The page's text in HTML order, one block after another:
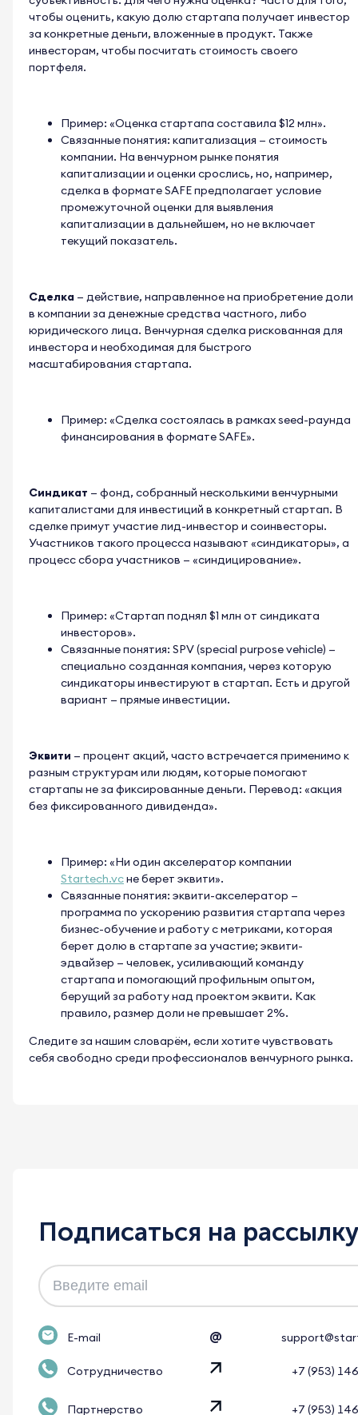
чтобы оценить, какую долю стартапа получает инвестор
за конкретные деньги, вложенные в продукт. Также
инвесторам, чтобы посчитать стоимость своего
портфеля.
Пример: «Оценка стартапа составила $12 млн».
Связанные понятия: капитализация — стоимость
компании. На венчурном рынке понятия
капитализации и оценки срослись, но, например,
сделка в формате SAFE предполагает условие
промежуточной оценки для выявления
капитализации в дальнейшем, но не включает
текущий показатель.
Сделка — действие, направленное на приобретение доли
в компании за денежные средства частного, либо
юридического лица. Венчурная сделка рискованная для
инвестора и необходимая для быстрого
масштабирования стартапа.
Пример: «Сделка состоялась в рамках seed-раунда
финансирования в формате SAFE».
Синдикат — фонд, собранный несколькими венчурными
капиталистами для инвестиций в конкретный стартап. В
сделке примут участие лид-инвестор и соинвесторы.
Участников такого процесса называют «синдикаторы», а
процесс сбора участников — «синдицирование».
Пример: «Стартап поднял $1 млн от синдиката
инвесторов».
Связанные понятия: SPV (special purpose vehicle) —
специально созданная компания, через которую
синдикаторы инвестируют в стартап. Есть и другой
вариант — прямые инвестиции.
Эквити — процент акций, часто встречается применимо к
разным структурам или людям, которые помогают
стартапы не за фиксированные деньги. Перевод: «акция
без фиксированного дивиденда».
Пример: «Ни один акселератор компании
Startech.vcне берет эквити».
Связанные понятия: эквити-акселератор —
программа по ускорению развития стартапа через
бизнес-обучение и работу с метриками, которая
берет долю в стартапе за участие; эквити-
эдвайзер — человек, усиливающий команду
стартапа и помогающий профильным опытом,
берущий за работу над проектом эквити. Как
правило, размер доли не превышает 2%.
Следите за нашим словарём, если хотите чувствовать
себя свободно среди профессионалов венчурного рынка.
Подписаться на рассылку
E-mail @
Сотрудничество +7 (953)
Партнерство +7 (953)